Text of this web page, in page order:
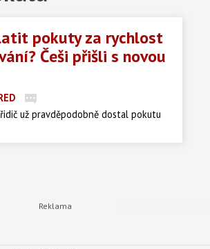
pokuty za rychlost
Češi přišli s novou
už pravděpodobně dostal pokutu
důvod pokuty zdá jako zbytečná